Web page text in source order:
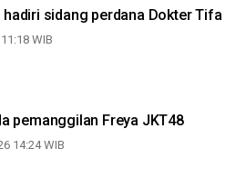
hadiri sidang perdana Dokter Tifa
WIB
pemanggilan Freya JKT48
14:24 WIB